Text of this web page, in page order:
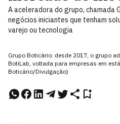
A aceleradora do grupo, chamada
negócios iniciantes que tenham
varejo ou tecnologia
Grupo Boticário: desde 2017, o grupo
BotiLab, voltada para empresas em
Boticário/Divulgação)